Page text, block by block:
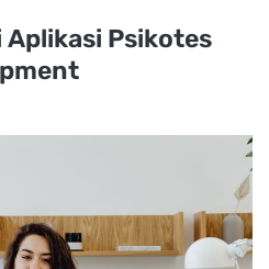
Pѕіkоtеѕ